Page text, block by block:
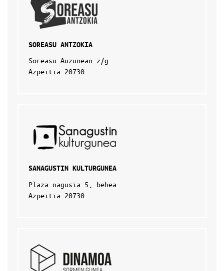
SOREASU ANTZOKIA
Soreasu Auzunean z/g
Azpeitia 20730
SANAGUSTIN KULTURGUNEA
Plaza nagusia 5, behea
Azpeitia 20730